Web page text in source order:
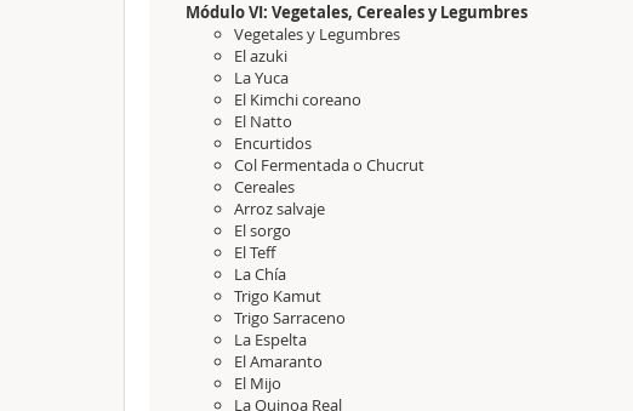
Módulo VI: Vegetales, Cereales y Legumbres
Vegetales y Legumbres
El azuki
La Yuca
El Kimchi coreano
El Natto
Encurtidos
Col Fermentada o Chucrut
Cereales
Arroz salvaje
El sorgo
El Teff
La Chía
Trigo Kamut
Trigo Sarraceno
La Espelta
El Amaranto
El Mijo
La Quinoa Real